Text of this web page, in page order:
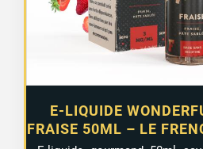
E-LIQUIDE
FRAISE 50ML – LE